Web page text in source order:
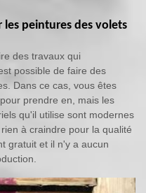
peintures des volets
des travaux qui
possible de faire des
Dans ce cas, vous êtes
prendre en, mais les
qu'il utilise sont modernes
à craindre pour la qualité
gratuit et il n'y a aucun